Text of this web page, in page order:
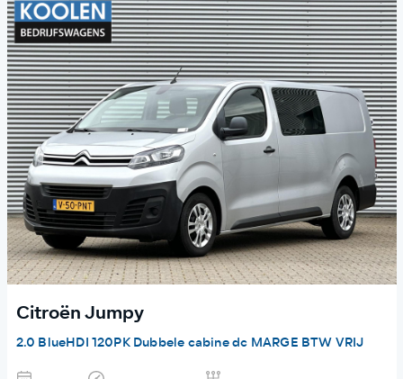
Citroën Jumpy
2.0 BlueHDI 120PK Dubbele cabine dc MARGE BTW VRIJ